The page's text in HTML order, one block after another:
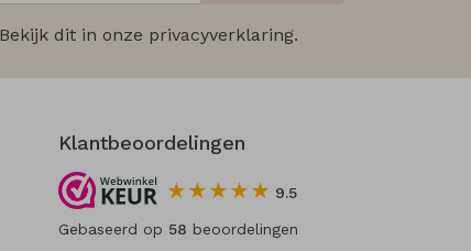
dit in onze privacyverklaring.
Klantbeoordelingen
9.5
Gebaseerd op 58 beoordelingen